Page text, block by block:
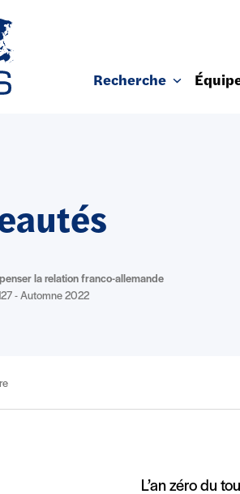
Recherche
la relation franco-allemande
- Automne 2022
L’an zéro du